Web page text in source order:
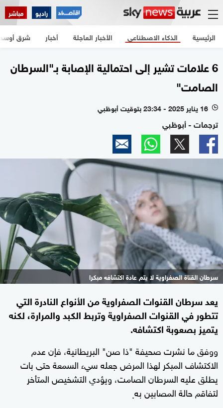
راديو مباشر
الرئيسية الأخبار العاجلة أخبار شرق الذكاء الاصطناعي
6 علامات تشير إلى احتمالية الإصابة بـ"السرطان
الصامت"
l 16 يناير 2025 - 23:34 بتوقيت أبوظبي
ترجمات - أبوظبي
سرطان القناة الصفراوية لا يتم عادة اكتشافه مبكرا
يعد سرطان القنوات الصفراوية من الأنواع النادرة التي
تتطور في القنوات الصفراوية وتربط الكبد والمرارة، لكنه
يتميز بصعوبة اكتشافه.
ووفق ما نشرت صحيفة "ذا صن" البريطانية، فإن عدم
الاكتشاف المبكر لهذا المرض جعله سيء السمعة حتى بات
يطلق عليه السرطان الصامت، ويؤدي التشخيص المتأخر
لتفاقم حالة المصابين به.